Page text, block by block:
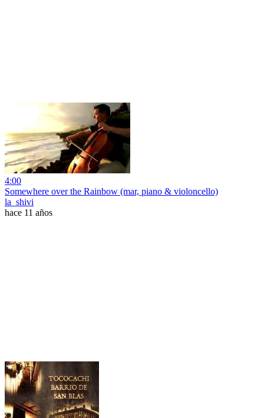
4:00
Somewhere over the Rainbow (mar, piano & violoncello)
la_shivi
hace 11 años